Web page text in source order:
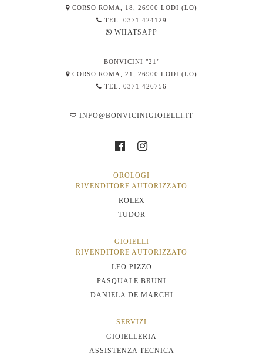
CORSO ROMA, 18, 26900 LODI (LO)
TEL. 0371 424129
WHATSAPP
BONVICINI "21"
CORSO ROMA, 21, 26900 LODI (LO)
TEL. 0371 426756
INFO@BONVICINIGIOIELLI.IT
OROLOGI
RIVENDITORE AUTORIZZATO
ROLEX
TUDOR
GIOIELLI
RIVENDITORE AUTORIZZATO
LEO PIZZO
PASQUALE BRUNI
DANIELA DE MARCHI
SERVIZI
GIOIELLERIA
ASSISTENZA TECNICA